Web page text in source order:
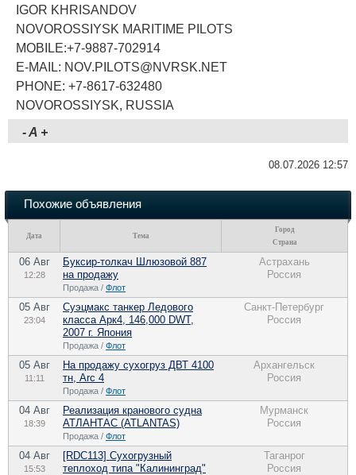
IGOR KHRISANDOV
NOVOROSSIYSK MARITIME PILOTS
MOBILE:+7-9887-702914
E-MAIL: NOV.PILOTS@NVRSK.NET
PHONE: +7-8617-632480
NOVOROSSIYSK, RUSSIA
-A +
08.07.2026 12:57
Похожие объявления
Дата Тема
Город
Страна
06 Авг
12:28
Буксир-толкач Шлюзовой 887
на продажу
Продажа / Флот
Астрахань
Россия
05 Авг
23:04
Суэцмакс танкер Ледового
класса Арк4, 146,000 DWT,
2007 г. Япония
Продажа / Флот
Санкт-Петербург
Россия
05 Авг
11:11
На продажу сухогруз ДВТ 4100
тн, Arc 4
Продажа / Флот
Архангельск
Россия
04 Авг
18:39
Реализация кранового судна
АТЛАНТАС (ATLANTAS)
Продажа / Флот
Мурманск
Россия
04 Авг
15:53
[RDC113] Сухогрузный
теплоход типа "Калининград"
Таганрог
Россия